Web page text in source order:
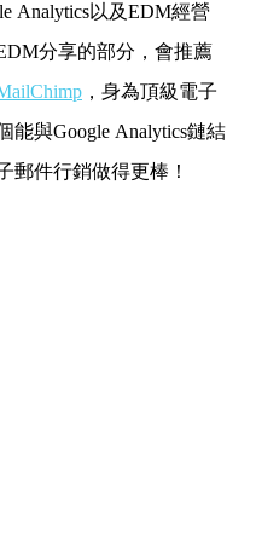
Analytics以及EDM經營
分享的部分，會推薦
，身為頂級電子
能與Google Analytics鏈結
郵件行銷做得更棒！